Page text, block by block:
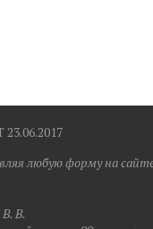
любую форму на
B.